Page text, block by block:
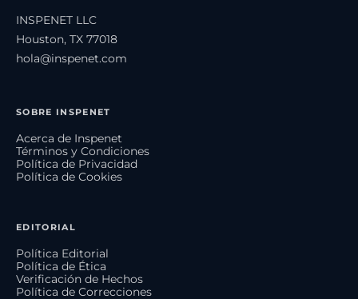
INSPENET LLC
Houston, TX 77018
hola@inspenet.com
SOBRE INSPENET
Acerca de Inspenet
Términos y Condiciones
Política de Privacidad
Política de Cookies
EDITORIAL
Política Editorial
Política de Ética
Verificación de Hechos
Política de Correcciones